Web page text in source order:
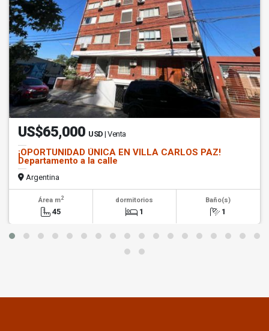
US$65,000 USD | Venta
¡OPORTUNIDAD ÚNICA EN VILLA CARLOS PAZ!
Departamento a la calle
Argentina
Área m2
45
dormitorios
1
Baño(s)
1